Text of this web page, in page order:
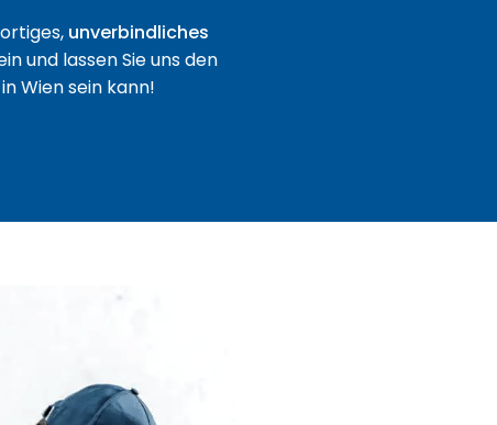
unverbindliches
und lassen Sie uns den
Wien sein kann!